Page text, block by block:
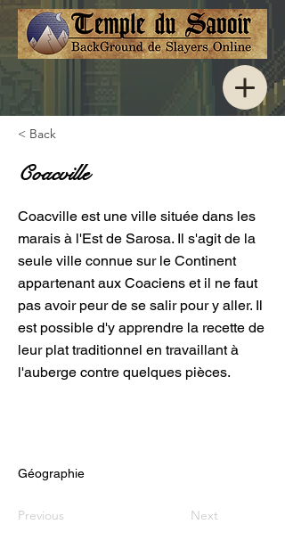
< Back
Coacville
Coacville est une ville située dans les
marais à l'Est de Sarosa. Il s'agit de la
seule ville connue sur le Continent
appartenant aux Coaciens et il ne faut
pas avoir peur de se salir pour y aller. Il
est possible d'y apprendre la recette de
leur plat traditionnel en travaillant à
l'auberge contre quelques pièces.
Géographie
Previous Next